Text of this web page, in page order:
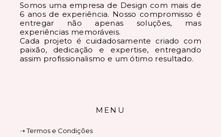
Somos uma empresa de Design com mais de
6 anos de experiência. Nosso compromisso é
entregar não apenas soluções, mas
experiências memoráveis.
Cada projeto é cuidadosamente criado com
paixão, dedicação e expertise, entregando
assim profissionalismo e um ótimo resultado.
MENU
➝ Termos e Condições